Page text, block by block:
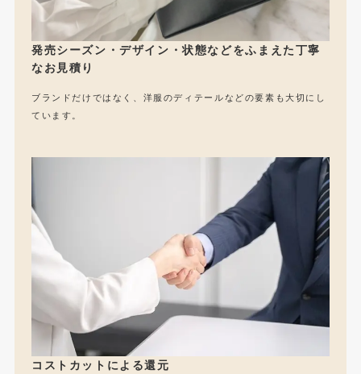
発売シーズン・デザイン・状態などをふまえた丁寧
なお見積り
ブランドだけではなく、洋服のディテールなどの要素も大切にし
ています。
コストカットによる還元